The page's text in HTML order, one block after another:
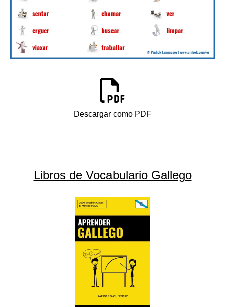
Descargar como PDF
Libros de Vocabulario Gallego